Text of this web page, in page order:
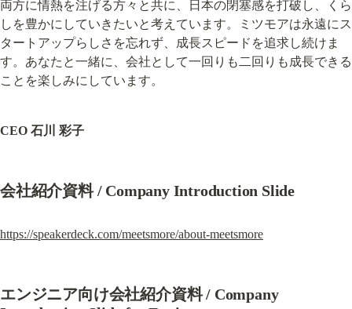
両方に情熱を注げる方々と共に、日本の閉塞感を打破し、くら
しを豊かにしていきたいと考えています。ミツモアは永遠にス
タートアップらしさを忘れず、成長スピードを追求し続けま
す。あなたと一緒に、会社として一回りも二回りも成長できる
ことを楽しみにしています。
CEO 石川 彩子
会社紹介資料 / Company Introduction Slide
https://speakerdeck.com/meetsmore/about-meetsmore
エンジニア向け会社紹介資料 / Company